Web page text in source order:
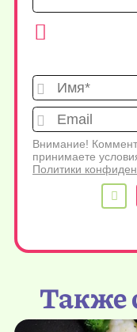
Внимание!
принимаете
Политики
Также